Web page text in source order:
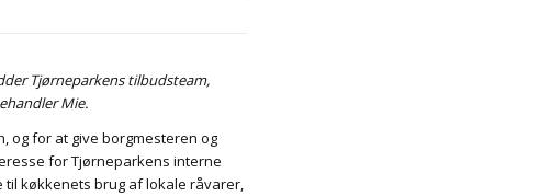
Tjørneparkens tilbudsteam,
Mie.
og for at give borgmesteren og
for Tjørneparkens interne
køkkenets brug af lokale råvarer,